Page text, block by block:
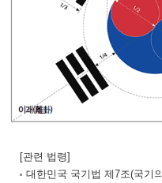
[관련 법령]
대한민국 국기법 제7조(국기